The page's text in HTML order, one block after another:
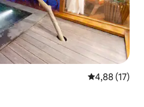
4,88 av 5 i
4,88 (17)